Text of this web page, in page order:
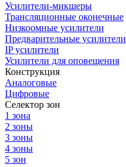
Усилители-микшеры
Трансляционные оконечные
Низкоомные усилители
Предварительные усилители
IP усилители
Усилители для оповещения
Конструкция
Аналоговые
Цифровые
Селектор зон
1 зона
2 зоны
3 зоны
4 зоны
5 зон